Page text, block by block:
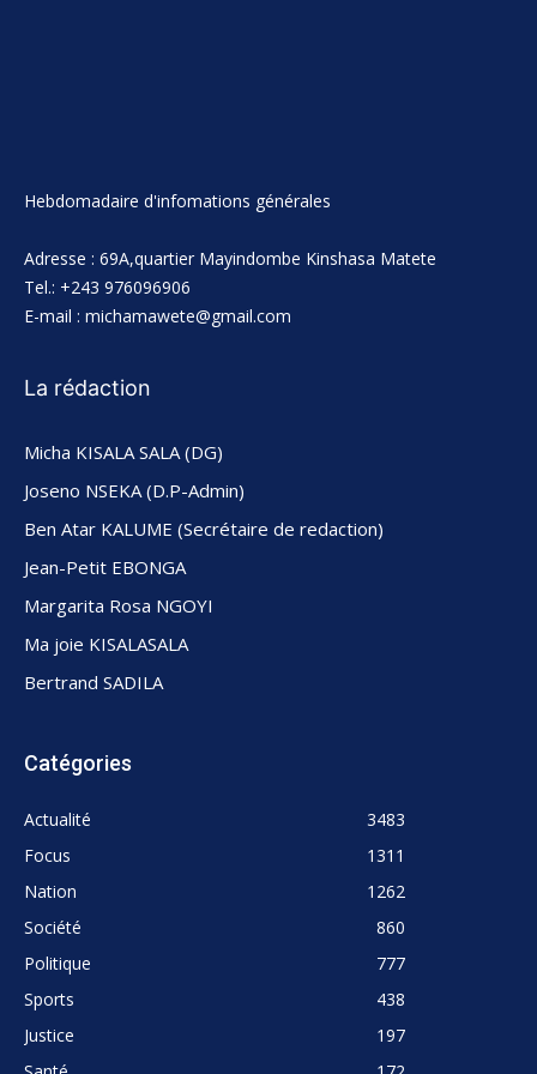
Hebdomadaire d'infomations générales
Adresse : 69A,quartier Mayindombe Kinshasa Matete
Tel.: +243 976096906
E-mail : michamawete@gmail.com
La rédaction
Micha KISALA SALA (DG)
Joseno NSEKA (D.P-Admin)
Ben Atar KALUME (Secrétaire de redaction)
Jean-Petit EBONGA
Margarita Rosa NGOYI
Ma joie KISALASALA
Bertrand SADILA
Catégories
Actualité
3483
Focus
1311
Nation
1262
Société
860
Politique
777
Sports
438
Justice
197